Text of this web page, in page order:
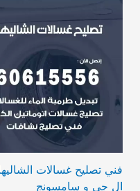
ال جي و سامسونج